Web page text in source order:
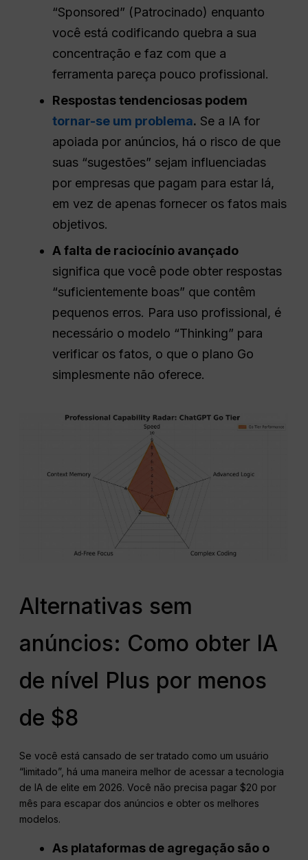
“Sponsored” (Patrocinado) enquanto
você está codificando quebra a sua
concentração e faz com que a
ferramenta pareça pouco profissional.
Respostas tendenciosas podem
tornar-se um problema. Se a IA for
apoiada por anúncios, há o risco de que
suas “sugestões” sejam influenciadas
por empresas que pagam para estar lá,
em vez de apenas fornecer os fatos mais
objetivos.
A falta de raciocínio avançado
significa que você pode obter respostas
“suficientemente boas” que contêm
pequenos erros. Para uso profissional, é
necessário o modelo “Thinking” para
verificar os fatos, o que o plano Go
simplesmente não oferece.
Alternativas sem
anúncios: Como obter IA
de nível Plus por menos
de $8
Se você está cansado de ser tratado como um usuário
“limitado”, há uma maneira melhor de acessar a tecnologia
de IA de elite em 2026. Você não precisa pagar $20 por
mês para escapar dos anúncios e obter os melhores
modelos.
As plataformas de agregação são o